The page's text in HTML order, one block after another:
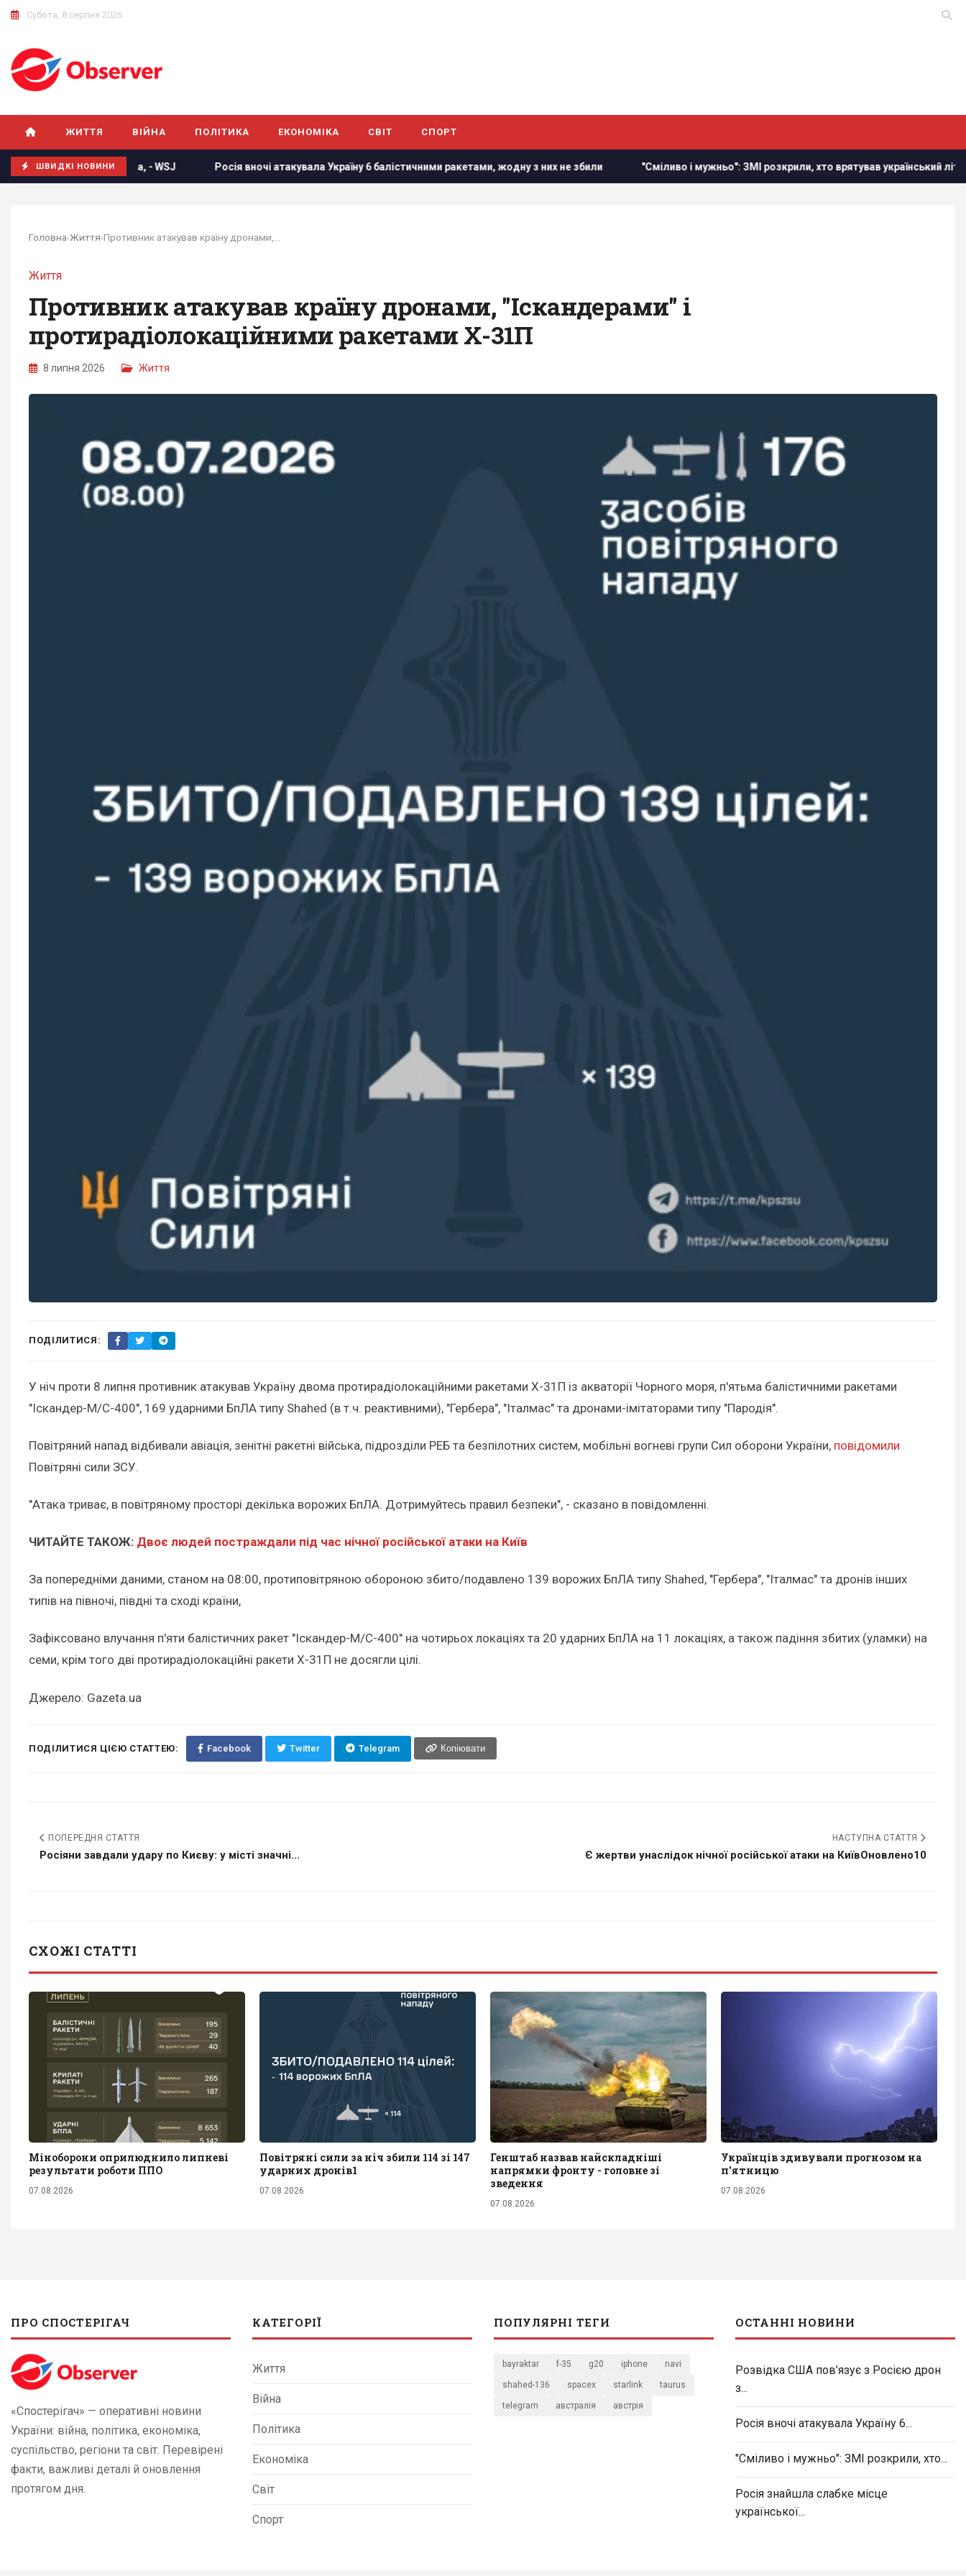
Субота, 8 серпня 2026
ЖИТТЯ ВІЙНА ПОЛІТИКА ЕКОНОМІКА СВІТ СПОРТ
ШВИДКІ НОВИНИ
Лейпцига, - WSJ Росія вночі атакувала Україну 6 балістичними ракетами, жодну з них не збили "Сміливо і мужньо": ЗМІ розкрили, хто врятував український літак від дрона в
Головна›Життя›Противник атакував країну дронами,...
Життя
Противник атакував країну дронами, "Іскандерами" і
протирадіолокаційними ракетами Х-31П
8 липня 2026 Життя
ПОДІЛИТИСЯ:
У ніч проти 8 липня противник атакував Україну двома протирадіолокаційними ракетами Х-31П із акваторії Чорного моря, п'ятьма балістичними ракетами
"Іскандер-М/С-400", 169 ударними БпЛА типу Shahed (в т.ч. реактивними), "Гербера", "Італмас" та дронами-імітаторами типу "Пародія".
Повітряний напад відбивали авіація, зенітні ракетні війська, підрозділи РЕБ та безпілотних систем, мобільні вогневі групи Сил оборони України, повідомили
Повітряні сили ЗСУ.
"Атака триває, в повітряному просторі декілька ворожих БпЛА. Дотримуйтесь правил безпеки", - сказано в повідомленні.
ЧИТАЙТЕ ТАКОЖ: Двоє людей постраждали під час нічної російської атаки на Київ
За попередніми даними, станом на 08:00, протиповітряною обороною збито/подавлено 139 ворожих БпЛА типу Shahed, "Гербера", "Італмас" та дронів інших
типів на півночі, півдні та сході країни,
Зафіксовано влучання п'яти балістичних ракет "Іскандер-М/С-400" на чотирьох локаціях та 20 ударних БпЛА на 11 локаціях, а також падіння збитих (уламки) на
семи, крім того дві протирадіолокаційні ракети Х-31П не досягли цілі.
Джерело: Gazeta.ua
ПОДІЛИТИСЯ ЦІЄЮ СТАТТЕЮ: Facebook Twitter Telegram Копіювати
ПОПЕРЕДНЯ СТАТТЯ
Росіяни завдали удару по Києву: у місті значні...
НАСТУПНА СТАТТЯ
Є жертви унаслідок нічної російської атаки на КиївОновлено10
СХОЖІ СТАТТІ
Міноборони оприлюднило липневі
результати роботи ППО
07.08.2026
Повітряні сили за ніч збили 114 зі 147
ударних дронів1
07.08.2026
Генштаб назвав найскладніші
напрямки фронту - головне зі
зведення
07.08.2026
Українців здивували прогнозом на
п'ятницю
07.08.2026
ПРО СПОСТЕРІГАЧ
«Спостерігач» — оперативні новини
України: війна, політика, економіка,
суспільство, регіони та світ. Перевірені
факти, важливі деталі й оновлення
протягом дня.
КАТЕГОРІЇ
Життя
Війна
Політика
Економіка
Світ
Спорт
ПОПУЛЯРНІ ТЕГИ
bayraktar f-35 g20 iphone navi
shahed-136 spacex starlink taurus
telegram австралія австрія
ОСТАННІ НОВИНИ
Розвідка США пов’язує з Росією дрон
з...
Росія вночі атакувала Україну 6...
"Сміливо і мужньо": ЗМІ розкрили, хто...
Росія знайшла слабке місце
української...